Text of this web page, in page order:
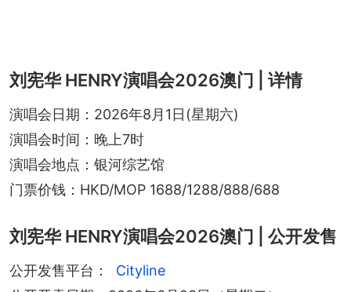
刘宪华 HENRY演唱会2026澳门 | 详情
演唱会日期：2026年8月1日(星期六)
演唱会时间：晚上7时
演唱会地点：银河综艺馆
门票价钱：HKD/MOP 1688/1288/888/688
刘宪华 HENRY演唱会2026澳门 | 公开发售
公开发售平台：
Cityline